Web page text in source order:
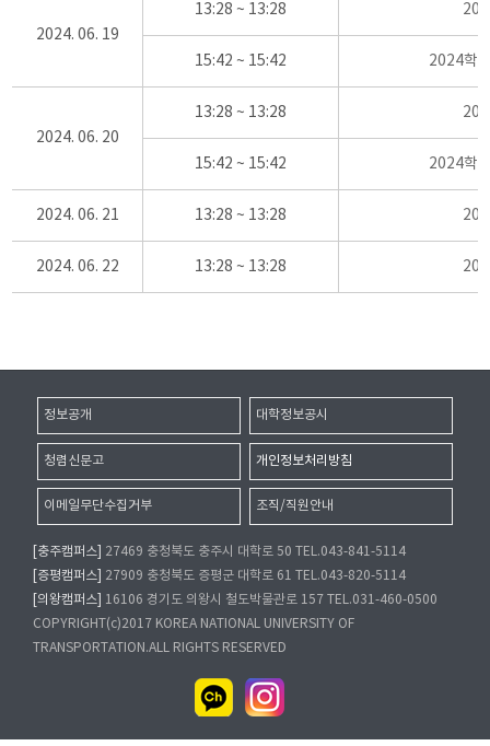
2024. 06. 19
13:28 ~ 13:28
15:42 ~ 15:42 2024학
2024. 06. 20
13:28 ~ 13:28
15:42 ~ 15:42 2024학
2024. 06. 21 13:28 ~ 13:28
2024. 06. 22 13:28 ~ 13:28
정보공개 대학정보공시
청렴신문고 개인정보처리방침
이메일무단수집거부 조직/직원안내
[충주캠퍼스]
27469 충청북도 충주시 대학로 50 TEL.043-841-5114
[증평캠퍼스]
27909 충청북도 증평군 대학로 61 TEL.043-820-5114
[의왕캠퍼스]
16106 경기도 의왕시 철도박물관로 157 TEL.031-460-0500
COPYRIGHT(c)2017 KOREA NATIONAL UNIVERSITY OF
TRANSPORTATION.ALL RIGHTS RESERVED